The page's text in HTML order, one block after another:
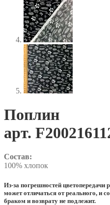
Поплин
арт.
Состав:
100% хлопок
Из-за погрешностей цветопередачи
может отличаться от реального, и
браком и возврату не подлежит.